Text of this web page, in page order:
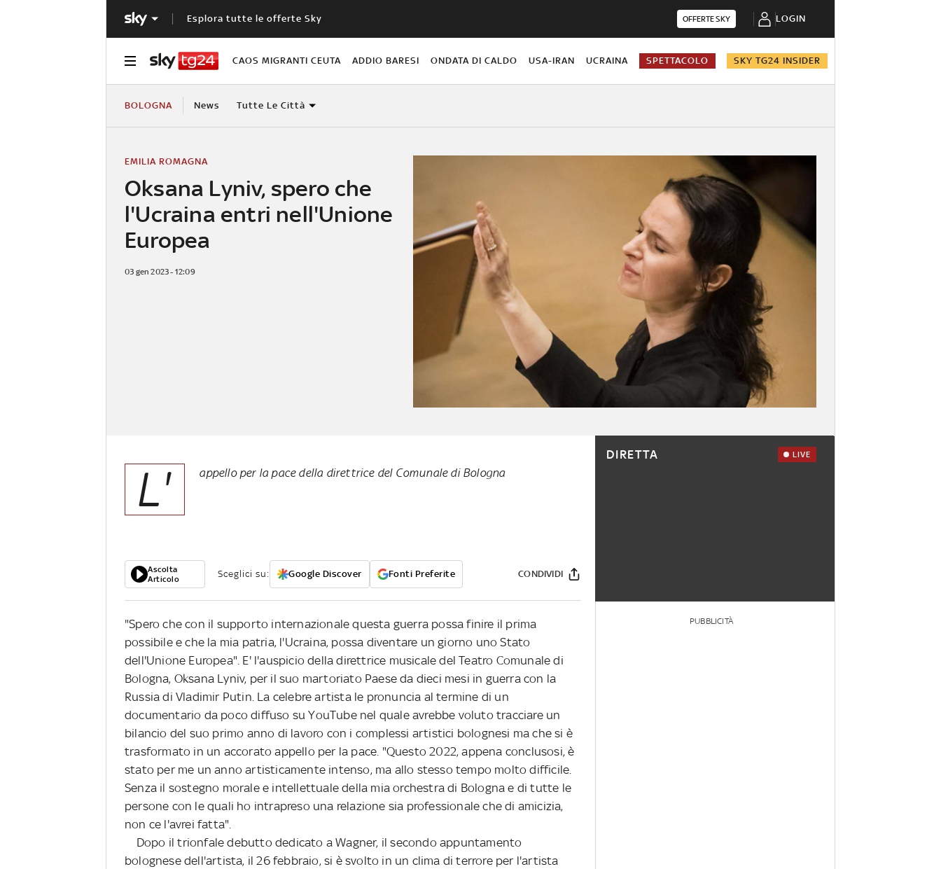
Esplora tutte le offerte Sky OFFERTE SKY LOGIN
CAOS MIGRANTI CEUTA ADDIO BARESI ONDATA DI CALDO USA-IRAN UCRAINA SPETTACOLO SKY TG24 INSIDER
BOLOGNA News Tutte Le Città
Oksana Lyniv, spero che
l'Ucraina entri nell'Unione
Europea
EMILIA ROMAGNA
03 gen 2023 - 12:09
L' appello per la pace della direttrice del Comunale di Bologna
Ascolta
Articolo
Sceglici su: Google Discover Fonti Preferite CONDIVIDI
"Spero che con il supporto internazionale questa guerra possa finire il prima
possibile e che la mia patria, l'Ucraina, possa diventare un giorno uno Stato
dell'Unione Europea". E' l'auspicio della direttrice musicale del Teatro Comunale di
Bologna, Oksana Lyniv, per il suo martoriato Paese da dieci mesi in guerra con la
Russia di Vladimir Putin. La celebre artista le pronuncia al termine di un
documentario da poco diffuso su YouTube nel quale avrebbe voluto tracciare un
bilancio del suo primo anno di lavoro con i complessi artistici bolognesi ma che si è
trasformato in un accorato appello per la pace. "Questo 2022, appena conclusosi, è
stato per me un anno artisticamente intenso, ma allo stesso tempo molto difficile.
Senza il sostegno morale e intellettuale della mia orchestra di Bologna e di tutte le
persone con le quali ho intrapreso una relazione sia professionale che di amicizia,
non ce l'avrei fatta".
Dopo il trionfale debutto dedicato a Wagner, il secondo appuntamento
bolognese dell'artista, il 26 febbraio, si è svolto in un clima di terrore per l'artista
DIRETTA LIVE
PUBBLICITÀ